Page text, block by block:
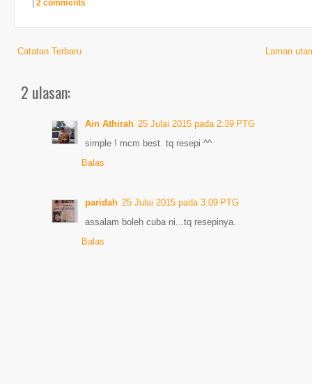
| 2 comments
Catatan Terbaru Laman
2 ulasan:
Ain Athirah 25 Julai 2015 pada 2:39 PTG
simple ! mcm best. tq resepi ^^
Balas
paridah 25 Julai 2015 pada 3:09 PTG
assalam boleh cuba ni...tq resepinya.
Balas